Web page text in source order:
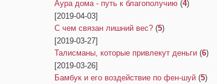
Аура дома - путь к благополучию (4)
[2019-04-03]
С чем связан лишний вес? (5)
[2019-03-27]
Талисманы, которые привлекут деньги (6)
[2019-03-26]
Бамбук и его воздействие по фен-шуй (5)